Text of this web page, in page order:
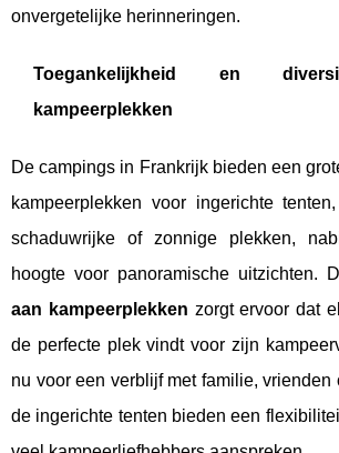
onvergetelijke herinneringen.
Toegankelijkheid en
kampeerplekken
De campings in Frankrijk bieden een
kampeerplekken voor ingerichte
schaduwrijke of zonnige plekken,
hoogte voor panoramische uitzichten.
aan kampeerplekken zorgt ervoor dat
de perfecte plek vindt voor zijn
nu voor een verblijf met familie, vrienden
de ingerichte tenten bieden een